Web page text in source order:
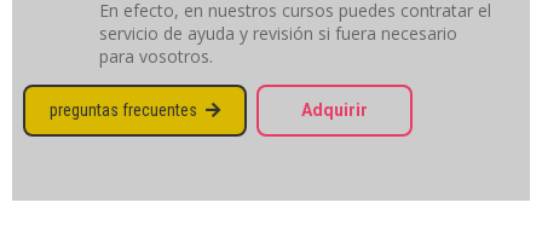
En efecto, en nuestros cursos puedes contratar el
servicio de ayuda y revisión si fuera necesario
para vosotros.
preguntas frecuentes  Adquirir